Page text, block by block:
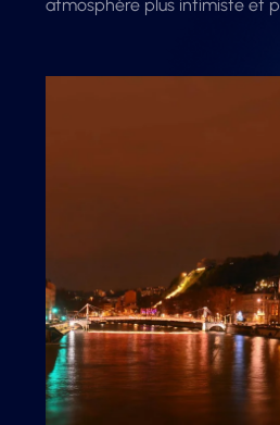
atmosphère plus intimiste et